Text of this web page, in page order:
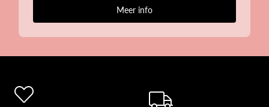
Meer info